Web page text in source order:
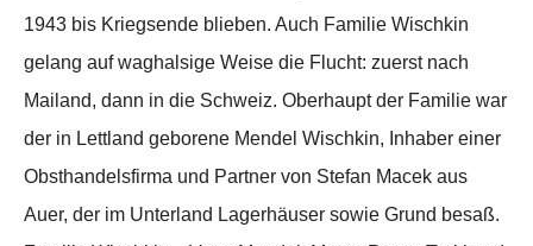
1943 bis Kriegsende blieben. Auch Familie Wischkin
gelang auf waghalsige Weise die Flucht: zuerst nach
Mailand, dann in die Schweiz. Oberhaupt der Familie war
der in Lettland geborene Mendel Wischkin, Inhaber einer
Obsthandelsfirma und Partner von Stefan Macek aus
Auer, der im Unterland Lagerhäuser sowie Grund besaß.